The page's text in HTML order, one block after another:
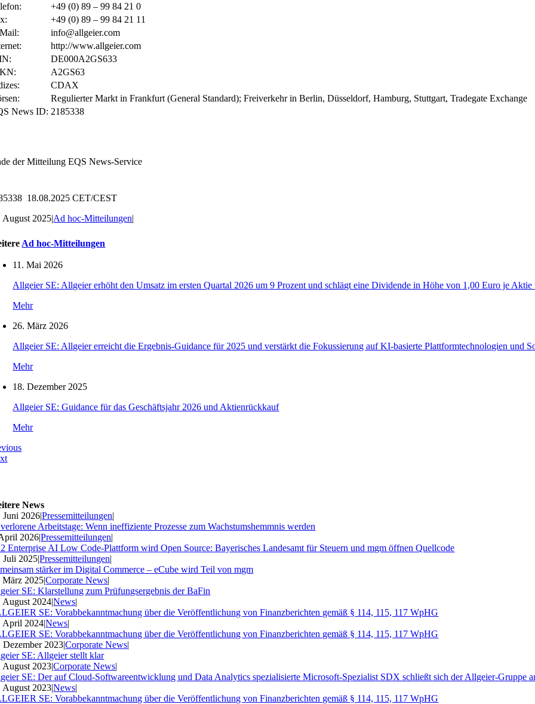
+49 (0) 89 – 99 84 21 0
+49 (0) 89 – 99 84 21 11
info@allgeier.com
http://www.allgeier.com
DE000A2GS633
A2GS63
CDAX
Regulierter Markt in Frankfurt (General Standard); Freiverkehr in Berlin, Düsseldorf, Hamburg, Stuttgart, Tradegate Exchange
News ID: 2185338
der Mitteilung EQS News-Service
18.08.2025 CET/CEST
August 2025|Ad hoc-Mitteilungen|
Ad hoc-Mitteilungen
11. Mai 2026
Allgeier SE: Allgeier erhöht den Umsatz im ersten Quartal 2026 um 9 Prozent und schlägt eine Dividende in Höhe von 1,00 Euro je Aktie
Mehr
26. März 2026
Allgeier SE: Allgeier erreicht die Ergebnis-Guidance für 2025 und verstärkt die Fokussierung auf KI‑basierte Plattformtechnologien und
Mehr
18. Dezember 2025
Allgeier SE: Guidance für das Geschäftsjahr 2026 und Aktienrückkauf
Mehr
News
Juni 2026|Pressemitteilungen|
Arbeitstage: Wenn ineffiziente Prozesse zum Wachstumshemmnis werden
2026|Pressemitteilungen|
Enterprise AI Low Code-Plattform wird Open Source: Bayerisches Landesamt für Steuern und mgm öffnen Quellcode
Juli 2025|Pressemitteilungen|
stärker im Digital Commerce – eCube wird Teil von mgm
März 2025|Corporate News|
SE: Klarstellung zum Prüfungsergebnis der BaFin
August 2024|News|
SE: Vorabbekanntmachung über die Veröffentlichung von Finanzberichten gemäß § 114, 115, 117 WpHG
April 2024|News|
SE: Vorabbekanntmachung über die Veröffentlichung von Finanzberichten gemäß § 114, 115, 117 WpHG
Dezember 2023|Corporate News|
SE: Allgeier stellt klar
August 2023|Corporate News|
SE: Der auf Cloud-Softwareentwicklung und Data Analytics spezialisierte Microsoft-Spezialist SDX schließt sich der Allgeier-Gruppe
August 2023|News|
SE: Vorabbekanntmachung über die Veröffentlichung von Finanzberichten gemäß § 114, 115, 117 WpHG